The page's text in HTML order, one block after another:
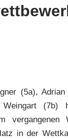
(5a),
(7b)
in der